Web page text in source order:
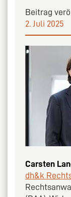
Beitrag
2. Juli 2025
Carsten
dh&k